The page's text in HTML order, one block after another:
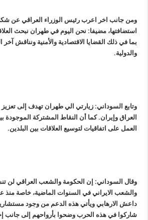
ومن جانب اخر اعرب رئيس الوزراء العراقي عن
استضافتها، مضيفا: نحن اليوم في طهران نبحث
بما في ذلك القضايا الاقتصادية والأمنية ونناقش آخر
والدولية.
وتابع السوداني: زيارتي الي طهران تهدف إلى تعزيز
العراق وإيران. كما أن النقاط المشتركة الموجودة
العمل على اتفاقيات لتوسيع العلاقات بين البلدين.
وقال السوداني: إن الحكومة والشعب العراقي لن
داعش الارهابي ويأتي هذه الدعم من وجود
شاركوا في هذه الحرب وضحوا بأرواحهم إلى جانب